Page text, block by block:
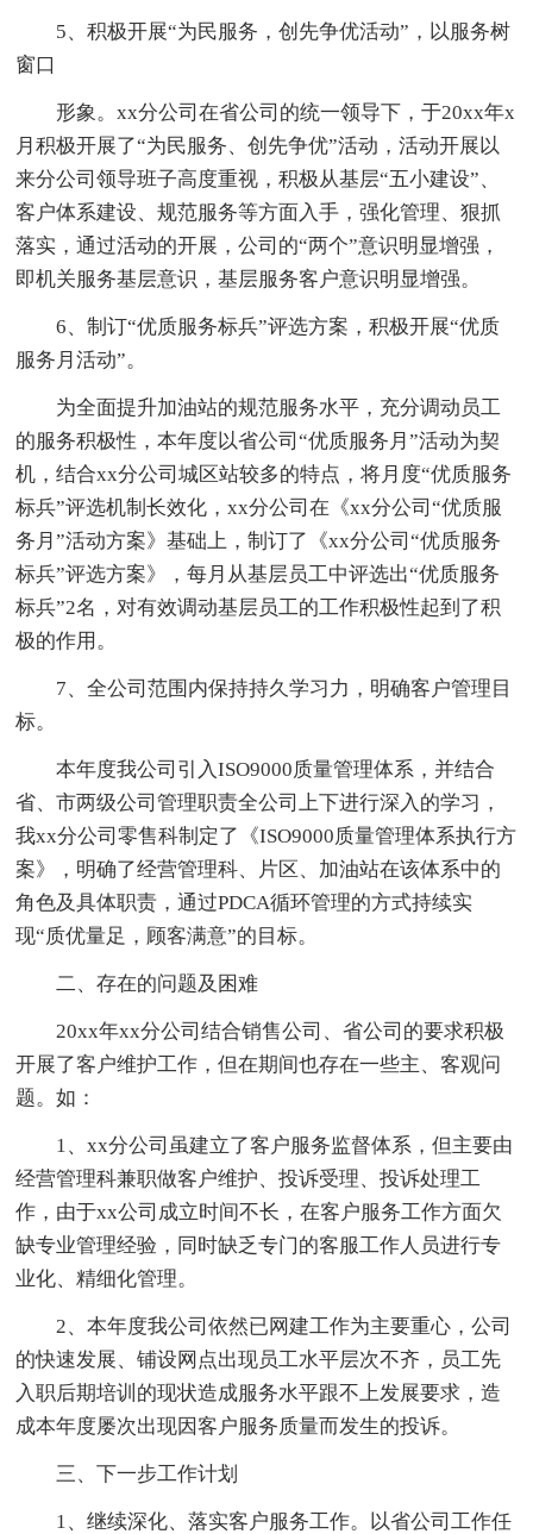
5、积极开展“为民服务，创先争优活动”，以服务树
窗口
形象。xx分公司在省公司的统一领导下，于20xx年x
月积极开展了“为民服务、创先争优”活动，活动开展以
来分公司领导班子高度重视，积极从基层“五小建设”、
客户体系建设、规范服务等方面入手，强化管理、狠抓
落实，通过活动的开展，公司的“两个”意识明显增强，
即机关服务基层意识，基层服务客户意识明显增强。
6、制订“优质服务标兵”评选方案，积极开展“优质
服务月活动”。
为全面提升加油站的规范服务水平，充分调动员工
的服务积极性，本年度以省公司“优质服务月”活动为契
机，结合xx分公司城区站较多的特点，将月度“优质服务
标兵”评选机制长效化，xx分公司在《xx分公司“优质服
务月”活动方案》基础上，制订了《xx分公司“优质服务
标兵”评选方案》，每月从基层员工中评选出“优质服务
标兵”2名，对有效调动基层员工的工作积极性起到了积
极的作用。
7、全公司范围内保持持久学习力，明确客户管理目
标。
本年度我公司引入ISO9000质量管理体系，并结合
省、市两级公司管理职责全公司上下进行深入的学习，
我xx分公司零售科制定了《ISO9000质量管理体系执行方
案》，明确了经营管理科、片区、加油站在该体系中的
角色及具体职责，通过PDCA循环管理的方式持续实
现“质优量足，顾客满意”的目标。
二、存在的问题及困难
20xx年xx分公司结合销售公司、省公司的要求积极
开展了客户维护工作，但在期间也存在一些主、客观问
题。如：
1、xx分公司虽建立了客户服务监督体系，但主要由
经营管理科兼职做客户维护、投诉受理、投诉处理工
作，由于xx公司成立时间不长，在客户服务工作方面欠
缺专业管理经验，同时缺乏专门的客服工作人员进行专
业化、精细化管理。
2、本年度我公司依然已网建工作为主要重心，公司
的快速发展、铺设网点出现员工水平层次不齐，员工先
入职后期培训的现状造成服务水平跟不上发展要求，造
成本年度屡次出现因客户服务质量而发生的投诉。
三、下一步工作计划
1、继续深化、落实客户服务工作。以省公司工作任